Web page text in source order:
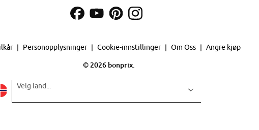
Personopplysninger Cookie-innstillinger Om Oss Angre kjøp
© 2026 bonprix.
Velg land...